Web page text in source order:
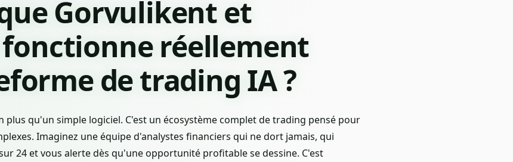
Gorvulikent et
réellement
de trading IA ?
plus qu'un simple logiciel. C'est un écosystème complet de trading pensé pour
Imaginez une équipe d'analystes financiers qui ne dort jamais, qui
24 et vous alerte dès qu'une opportunité profitable se dessine. C'est